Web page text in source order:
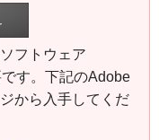
フトウェア
です。下記のAdobe
から入手してくだ